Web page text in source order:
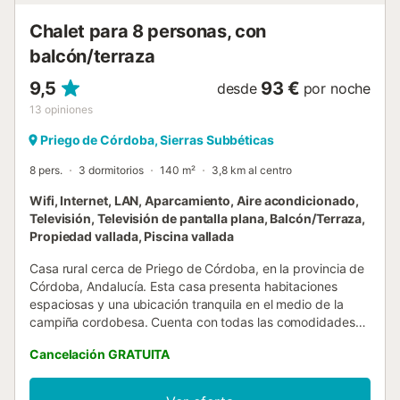
salón y dos dormitorios disponen de aire acondicionado. El
espac...
Chalet para 8 personas, con
balcón/terraza
9,5
13 opiniones
desde 93 € por noche
Priego de Córdoba, Sierras Subbéticas
8 pers. 3 dormitorios 140 m² 3,8 km al centro
Wifi, Internet, LAN, Aparcamiento, Aire acondicionado,
Televisión, Televisión de pantalla plana, Balcón/Terraza,
Propiedad vallada, Piscina vallada
Casa rural cerca de Priego de Córdoba, en la provincia de
Córdoba, Andalucía. Esta casa presenta habitaciones
espaciosas y una ubicación tranquila en el medio de la
campiña cordobesa. Cuenta con todas las comodidades
relajante con toda la familia, al tener espacio para hasta
ocho personas. El salón comedor es el ambiente principal
de la vivienda, en el cual toda la familia puede reunirse
Cancelación GRATUITA